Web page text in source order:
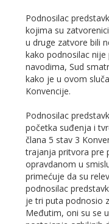
Podnosilac
kojima su
u druge zatvore bili
kako podnosilac
navodima, Sud
kako je u ovom
Konvencije.
Podnosilac
početka suđenja i
člana 5 stav 3
trajanja pritvora pre
opravdanom u
primećuje da su
podnosilac
je tri puta podnosio
Međutim, oni su se